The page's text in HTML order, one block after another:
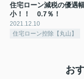
住宅ローン減税の優遇
小！！ 0.7％！
2021.12.10
住宅ローン控除【丸山】
お